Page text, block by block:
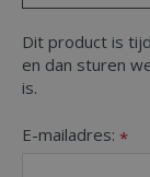
Dit product is
en dan sturen
is.
E-mailadres: *